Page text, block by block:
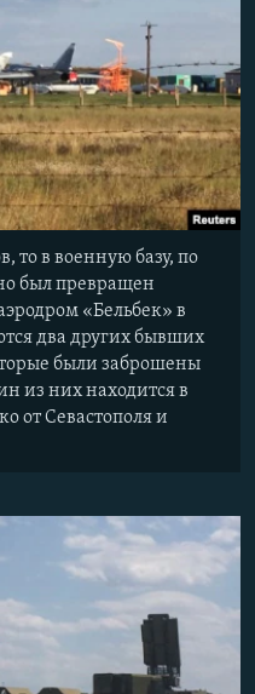
то в военную базу, по
был превращен
«Бельбек» в
два других бывших
были заброшены
из них находится в
от Севастополя и